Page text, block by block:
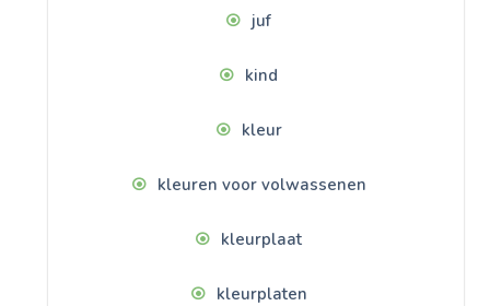
juf
kind
kleur
kleuren voor volwassenen
kleurplaat
kleurplaten